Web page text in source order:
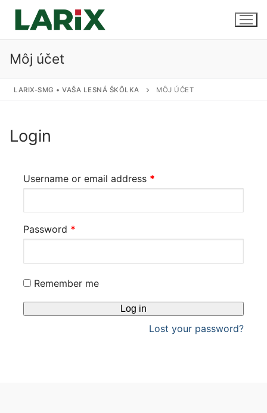
Preskočiť
Úvod
Sadenice
Kontakt
Môj účet
LARIX-SMG • VAŠA LESNÁ ŠKÔLKA MÔJ ÚČET
Login
Username or email address *
Password *
Remember me
Log in
Lost your password?